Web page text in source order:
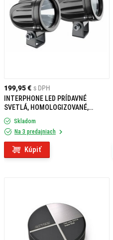
199,95 € s DPH
INTERPHONE LED PRÍDAVNÉ
SVETLÁ, HOMOLOGIZOVANÉ,
ČIERNE
Skladom
Na 3 predajniach
Kúpiť